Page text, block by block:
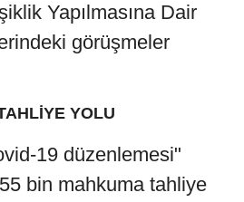
Yapılmasına Dair
görüşmeler
YOLU
19 düzenlemesi"
bin mahkuma tahliye